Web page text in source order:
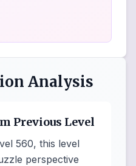
Analysis
Previous Level
560, this level
perspective